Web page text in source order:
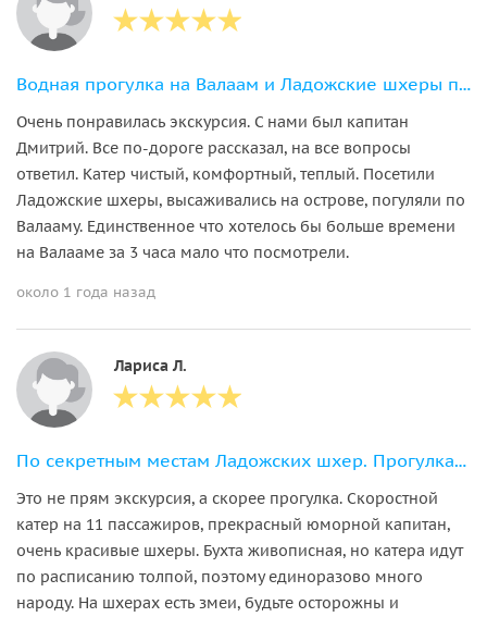
Водная прогулка на Валаам и Ладожские шхеры персонально для Вас
Очень понравилась экскурсия. С нами был капитан
Дмитрий. Все по-дороге рассказал, на все вопросы
ответил. Катер чистый, комфортный, теплый. Посетили
Ладожские шхеры, высаживались на острове, погуляли по
Валааму. Единственное что хотелось бы больше времени
на Валааме за 3 часа мало что посмотрели.
около 1 года назад
Лариса Л.
По секретным местам Ладожских шхер. Прогулка на катере
Это не прям экскурсия, а скорее прогулка. Скоростной
катер на 11 пассажиров, прекрасный юморной капитан,
очень красивые шхеры. Бухта живописная, но катера идут
по расписанию толпой, поэтому единоразово много
народу. На шхерах есть змеи, будьте осторожны и